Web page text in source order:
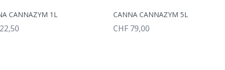
CANNAZYM 1L CANNA CANNAZYM 5L
CHF 79,00